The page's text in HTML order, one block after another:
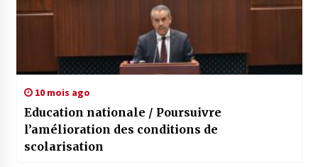
10 mois ago
Education nationale / Poursuivre
l’amélioration des conditions de
scolarisation